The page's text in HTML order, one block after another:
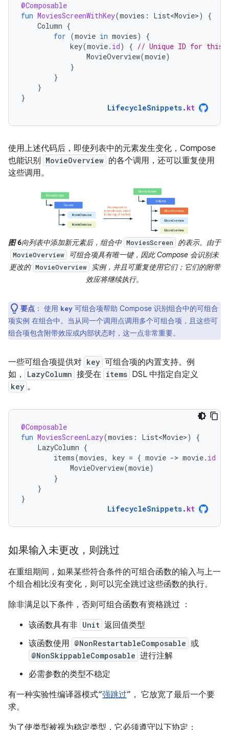
@Composable
fun MoviesScreenWithKey(movies : List<Movie>)
{
Column {
for (movie in movies)
{
key(movie. id) { // Unique ID for this
MovieOverview(movie)
}
}
}
}
LifecycleSnippets. kt
使用上述代码后，即使列表中的元素发生变化，Compose
也能识别
MovieOverview 的各个调用，还可以重复使用
这些调用。
图 6向列表中添加新元素后，组合中 MoviesScreen 的表示。由于
MovieOverview
可组合项具有唯一键，因此 Compose 会识别未
更改的 MovieOverview
实例，并且可重复使用它们；它们的附带
效应将继续执行。
要点 ： 使用 key 可组合项帮助 Compose 识别组合中的可组合
项实例 在组合中。当从同一个调用点调用多个可组合项，且这些可
组合项包含附带效应或内部状态时，这一点非常重要。
一些可组合项提供对 key 可组合项的内置支持。例
如，
LazyColumn 接受在 items DSL 中指定自定义
key 。
@Composable
fun MoviesScreenLazy(movies : List<Movie>)
{
LazyColumn {
items(movies, key = { movie -> movie. id
MovieOverview(movie)
}
}
}
LifecycleSnippets. kt
如果输入未更改，则跳过
在重组期间，如果某些符合条件的可组合函数的输入与上一
个组合相比没有变化，则可以完全跳过这些函数的执行。
除非满足以下条件，否则可组合函数有资格跳过 ：
该函数具有非 Unit 返回值类型
该函数使用 @NonRestartableComposable 或
@NonSkippableComposable 进行注解
必需参数的类型不稳定
有一种实验性编译器模式“强跳过”， 它放宽了最后一个要
求。
为了使类型被视为稳定类型，它必须遵守以下协定：